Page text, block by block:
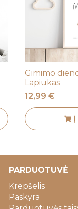
Gimimo
Lapiukas
12,99€
Į
PARDUOTUVĖ
Krepšelis
Paskyra